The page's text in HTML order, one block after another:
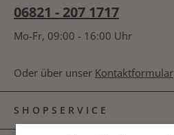
06821 - 207 1717
Mo-Fr, 09:00 - 16:00 Uhr
Oder über unser Kontaktformular
SHOPSERVICE